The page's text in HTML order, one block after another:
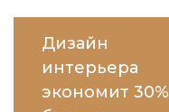
Дизайн
интерьера
экономит 30%